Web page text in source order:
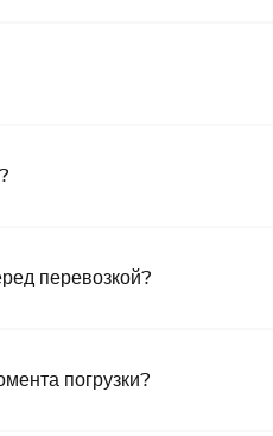
перевозкой?
погрузки?